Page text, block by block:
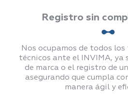
Registro sin
Nos ocupamos de todos
técnicos ante el INVIMA, ya
de marca o el registro de
asegurando que cumpla
manera ágil y